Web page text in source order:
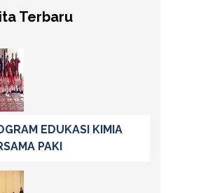
Terbaru
EDUKASI KIMIA
PAKI